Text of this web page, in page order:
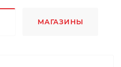
МАГАЗИНЫ